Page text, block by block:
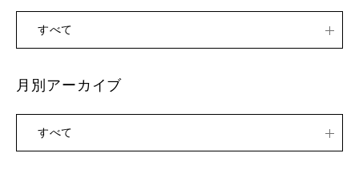
すべて
月別アーカイブ
すべて